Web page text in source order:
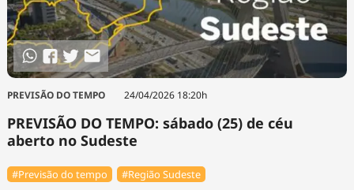
PREVISÃO DO TEMPO 24/04/2026 18:20h
PREVISÃO DO TEMPO: sábado (25) de céu
aberto no Sudeste
#Previsão do tempo #Região Sudeste